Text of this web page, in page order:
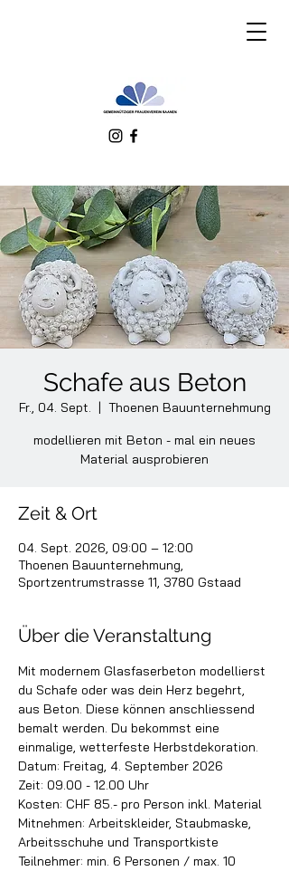
Schafe aus Beton
Fr., 04. Sept.
  |
Thoenen Bauunternehmung
modellieren mit Beton - mal ein neues
Material ausprobieren
Zeit & Ort
04. Sept. 2026, 09:00 – 12:00
Thoenen Bauunternehmung,
Sportzentrumstrasse 11, 3780 Gstaad
Über die Veranstaltung
Mit modernem Glasfaserbeton modellierst
du Schafe oder was dein Herz begehrt,
aus Beton. Diese können anschliessend
bemalt werden. Du bekommst eine
einmalige, wetterfeste Herbstdekoration.
Datum: Freitag, 4. September 2026
Zeit: 09.00 - 12.00 Uhr
Kosten: CHF 85.- pro Person inkl. Material
Mitnehmen: Arbeitskleider, Staubmaske,
Arbeitsschuhe und Transportkiste
Teilnehmer: min. 6 Personen / max. 10